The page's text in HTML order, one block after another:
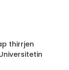
thirrjen